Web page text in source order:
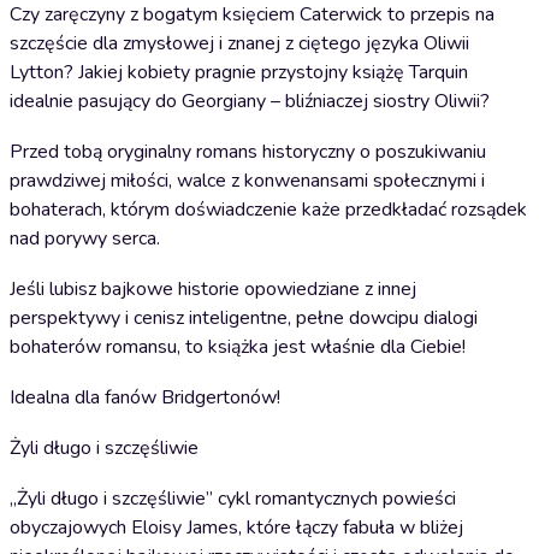
Czy zaręczyny z bogatym księciem Caterwick to przepis na
szczęście dla zmysłowej i znanej z ciętego języka Oliwii
Lytton? Jakiej kobiety pragnie przystojny książę Tarquin
idealnie pasujący do Georgiany – bliźniaczej siostry Oliwii?
Przed tobą oryginalny romans historyczny o poszukiwaniu
prawdziwej miłości, walce z konwenansami społecznymi i
bohaterach, którym doświadczenie każe przedkładać rozsądek
nad porywy serca.
Jeśli lubisz bajkowe historie opowiedziane z innej
perspektywy i cenisz inteligentne, pełne dowcipu dialogi
bohaterów romansu, to książka jest właśnie dla Ciebie!
Idealna dla fanów Bridgertonów!
Żyli długo i szczęśliwie
,,Żyli długo i szczęśliwie” cykl romantycznych powieści
obyczajowych Eloisy James, które łączy fabuła w bliżej